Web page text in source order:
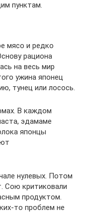
пунктам.
мясо и редко
рациона
на весь мир
ужина японец
тунец или лосось.
В каждом
эдамаме
японцы
нулевых. Потом
Сою критиковали
продуктом.
то проблем не